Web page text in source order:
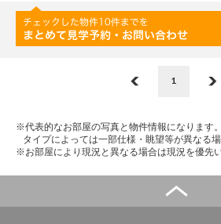
1
※代表的なお部屋の写真と物件情報になります。
タイプによっては一部仕様・眺望等が異なる場
※お部屋により現況と異なる場合は現況を優先い